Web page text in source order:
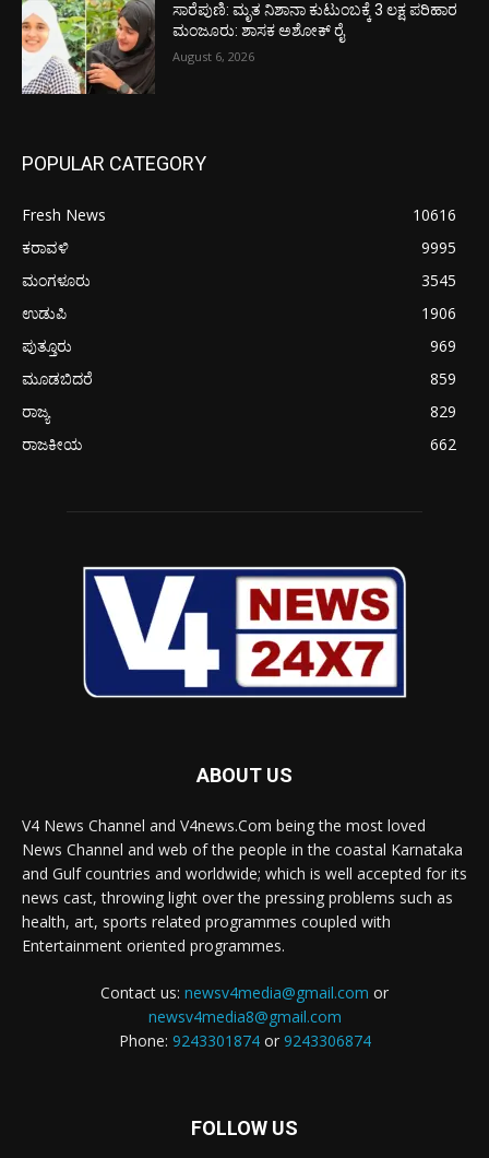
ಸಾರೆಪುಣಿ: ಮೃತ ನಿಶಾನಾ ಕುಟುಂಬಕ್ಕೆ 3 ಲಕ್ಷ ಪರಿಹಾರ
ಮಂಜೂರು: ಶಾಸಕ ಅಶೋಕ್ ರೈ
August 6, 2026
POPULAR CATEGORY
Fresh News
10616
ಕರಾವಳಿ
9995
ಮಂಗಳೂರು
3545
ಉಡುಪಿ
1906
ಪುತ್ತೂರು
969
ಮೂಡಬಿದರೆ
859
ರಾಜ್ಯ
829
ರಾಜಕೀಯ
662
ABOUT US
V4 News Channel and V4news.Com being the most loved
News Channel and web of the people in the coastal Karnataka
and Gulf countries and worldwide; which is well accepted for its
news cast, throwing light over the pressing problems such as
health, art, sports related programmes coupled with
Entertainment oriented programmes.
Contact us: newsv4media@gmail.com or
newsv4media8@gmail.com
Phone: 9243301874or 9243306874
FOLLOW US